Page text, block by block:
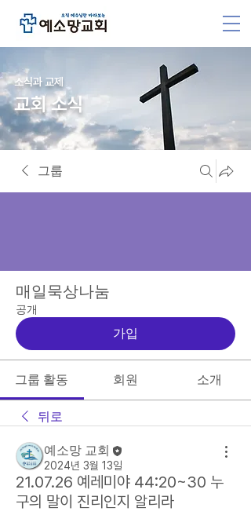
소식과 교제
교회 소식
그룹
매일묵상나눔
공개
가입
그룹 활동 회원 소개
뒤로
예소망 교회
2024년 3월 13일
21.07.26 예레미야 44:20~30 누
구의 말이 진리인지 알리라